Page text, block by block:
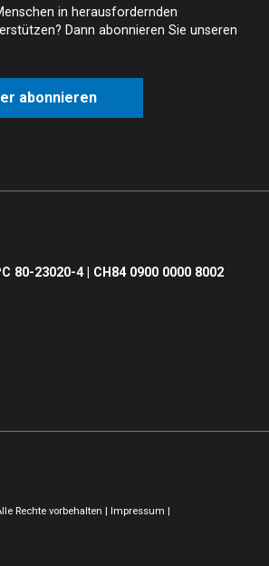
in herausfordernden
Dann abonnieren Sie unseren
abonnieren
80-23020-4 | CH84 0900 0000 8002
Rechte vorbehalten | Impressum